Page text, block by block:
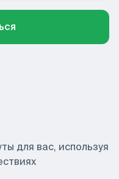
для вас, используя